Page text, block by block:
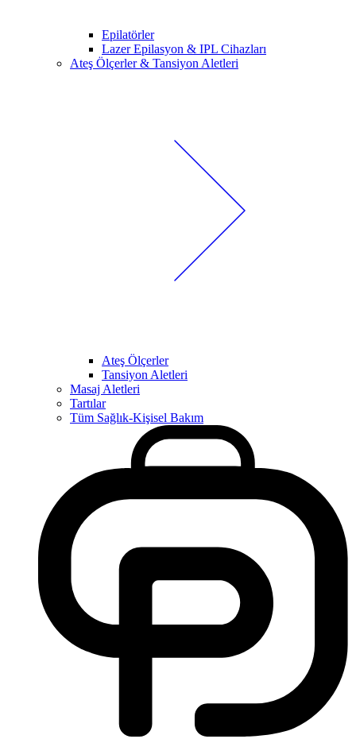
Epilatörler
Lazer Epilasyon & IPL Cihazları
Ateş Ölçerler & Tansiyon Aletleri
Ateş Ölçerler
Tansiyon Aletleri
Masaj Aletleri
Tartılar
Tüm Sağlık-Kişisel Bakım